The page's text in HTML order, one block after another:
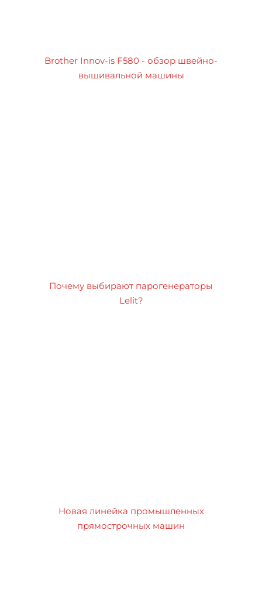
Brother Innov-is F580 - обзор швейно-
вышивальной машины
Почему выбирают парогенераторы
Lelit?
Новая линейка промышленных
прямострочных машин